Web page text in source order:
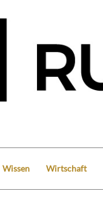
Wissen Wirtschaft